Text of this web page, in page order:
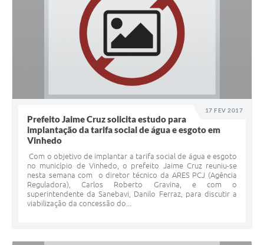
17 FEV 2017
Prefeito Jaime Cruz solicita estudo para
implantação da tarifa social de água e esgoto em
Vinhedo
Com o objetivo de implantar a tarifa social de água e esgoto
no município de Vinhedo, o prefeito Jaime Cruz reuniu-se
nesta semana com o diretor técnico da ARES PCJ (Agência
Reguladora), Carlos Roberto Gravina, e com o
superintendente da Sanebavi, Danilo Ferraz, para discutir a
viabilização da concessão do...